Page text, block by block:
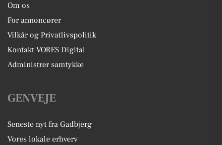
Om os
For annoncører
Vilkår og Privatlivspolitik
Kontakt VORES Digital
Administrer samtykke
GENVEJE
Seneste nyt fra Gadbjerg
Vores lokale erhverv